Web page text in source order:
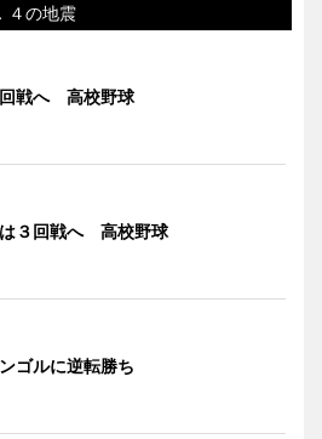
４の地震
戦へ 高校野球
３回戦へ 高校野球
ゴルに逆転勝ち